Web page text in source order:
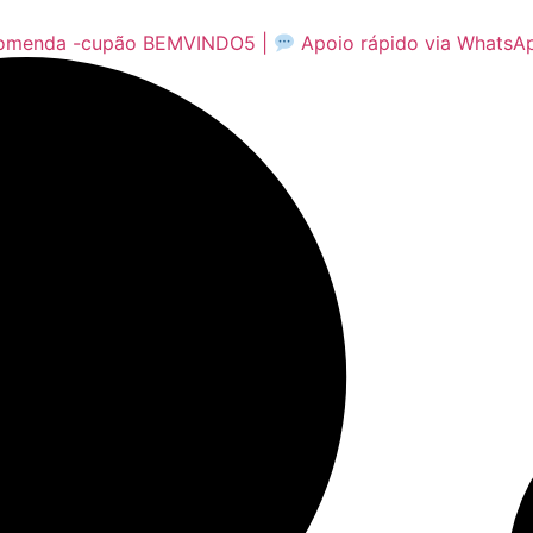
-cupão BEMVINDO5 | Apoio rápido via